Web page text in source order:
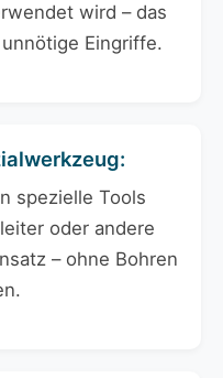
wird – das
Eingriffe.
spezielle Tools
oder andere
– ohne Bohren